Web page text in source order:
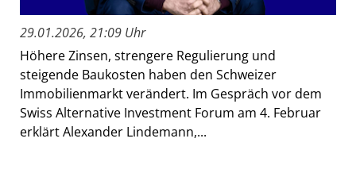
29.01.2026, 21:09 Uhr
Höhere Zinsen, strengere Regulierung und
steigende Baukosten haben den Schweizer
Immobilienmarkt verändert. Im Gespräch vor dem
Swiss Alternative Investment Forum am 4. Februar
erklärt Alexander Lindemann,...